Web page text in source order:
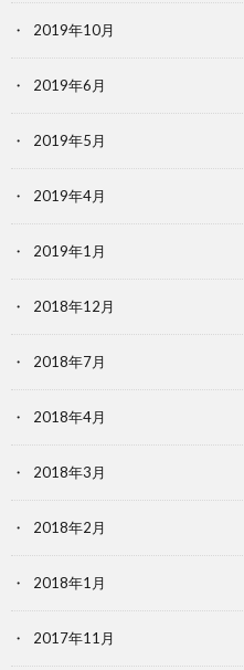
2019年10月
2019年6月
2019年5月
2019年4月
2019年1月
2018年12月
2018年7月
2018年4月
2018年3月
2018年2月
2018年1月
2017年11月